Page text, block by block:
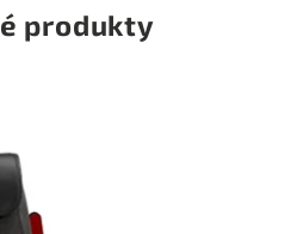
produkty